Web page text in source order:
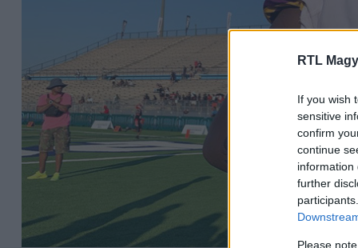
RTL
If you wish
sensitive
confirm
continue
information
further
Please